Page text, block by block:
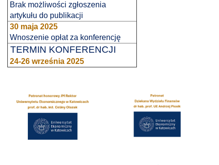
Brak możliwości zgłoszenia
artykułu do publikacji
30 maja 2025
Wnoszenie opłat za konferencję
TERMIN KONFERENCJI
24-26 września 2025